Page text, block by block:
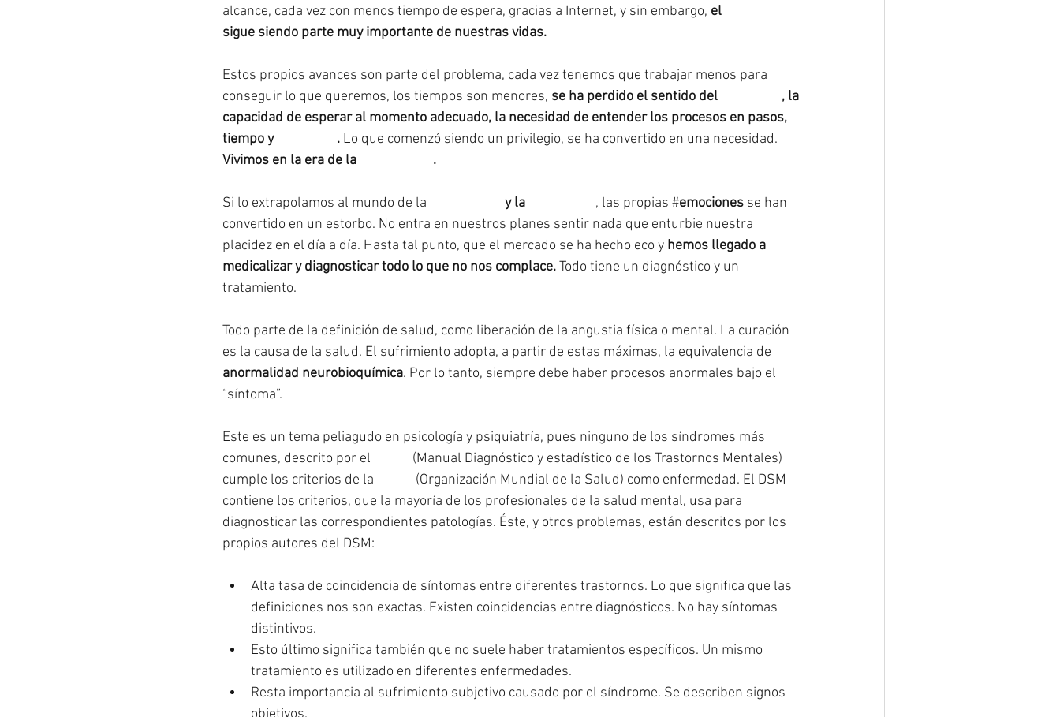
alcance, cada vez con menos tiempo de espera, gracias a Internet, y sin embargo, el
sigue siendo parte muy importante de nuestras vidas.
Estos propios avances son parte del problema, cada vez tenemos que trabajar menos para
conseguir lo que queremos, los tiempos son menores, se ha perdido el sentido del
, la
capacidad de esperar al momento adecuado, la necesidad de entender los procesos en pasos,
tiempo y
. Lo que comenzó siendo un privilegio, se ha convertido en una necesidad.
Vivimos en la era de la
.
Si lo extrapolamos al mundo de la y la , las propias #emociones se han
convertido en un estorbo. No entra en nuestros planes sentir nada que enturbie nuestra
placidez en el día a día. Hasta tal punto, que el mercado se ha hecho eco y hemos llegado a
medicalizar y diagnosticar todo lo que no nos complace. Todo tiene un diagnóstico y un
tratamiento.
Todo parte de la definición de salud, como liberación de la angustia física o mental. La curación
es la causa de la salud. El sufrimiento adopta, a partir de estas máximas, la equivalencia de
anormalidad neurobioquímica. Por lo tanto, siempre debe haber procesos anormales bajo el
“síntoma”.
Este es un tema peliagudo en psicología y psiquiatría, pues ninguno de los síndromes más
comunes, descrito por el
(Manual Diagnóstico y estadístico de los Trastornos Mentales)
cumple los criterios de la
(Organización Mundial de la Salud) como enfermedad. El DSM
contiene los criterios, que la mayoría de los profesionales de la salud mental, usa para
diagnosticar las correspondientes patologías. Éste, y otros problemas, están descritos por los
propios autores del DSM:
Alta tasa de coincidencia de síntomas entre diferentes trastornos. Lo que significa que las
definiciones nos son exactas. Existen coincidencias entre diagnósticos. No hay síntomas
distintivos.
Esto último significa también que no suele haber tratamientos específicos. Un mismo
tratamiento es utilizado en diferentes enfermedades.
Resta importancia al sufrimiento subjetivo causado por el síndrome. Se describen signos